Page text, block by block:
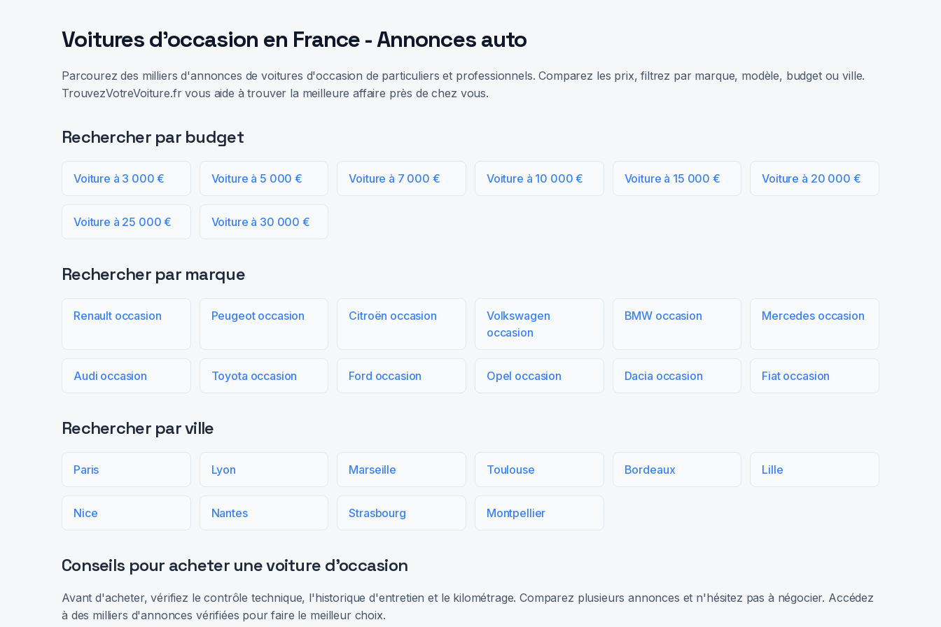
Voitures d'occasion en France - Annonces auto
Parcourez des milliers d'annonces de voitures d'occasion de particuliers et professionnels. Comparez les prix, filtrez par marque, modèle, budget ou ville.
TrouvezVotreVoiture.fr vous aide à trouver la meilleure affaire près de chez vous.
Rechercher par budget
Voiture à 3 000 € Voiture à 5 000 € Voiture à 7 000 € Voiture à 10 000 € Voiture à 15 000 € Voiture à 20 000 €
Voiture à 25 000 € Voiture à 30 000 €
Rechercher par marque
Renault occasion Peugeot occasion Citroën occasion
Volkswagen
occasion
BMW occasion Mercedes occasion
Audi occasion Toyota occasion Ford occasion Opel occasion Dacia occasion Fiat occasion
Rechercher par ville
Paris Lyon Marseille Toulouse Bordeaux Lille
Nice Nantes Strasbourg Montpellier
Conseils pour acheter une voiture d'occasion
Avant d'acheter, vérifiez le contrôle technique, l'historique d'entretien et le kilométrage. Comparez plusieurs annonces et n'hésitez pas à négocier. Accédez
à des milliers d'annonces vérifiées pour faire le meilleur choix.